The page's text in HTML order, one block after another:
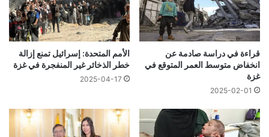
قراءة في دراسة صادمة عن
انخفاض متوسط ​​العمر المتوقع في
غزة
2025-02-01
الأمم المتحدة: إسرائيل تمنع إزالة
خطر الذخائر غير المنفجرة في غزة
2025-04-17